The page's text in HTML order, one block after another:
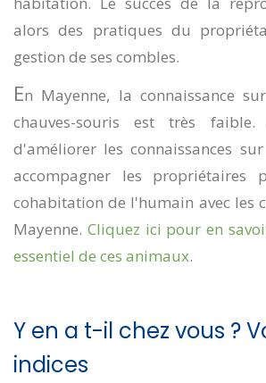
alors des pratiques du
gestion de ses combles.
En Mayenne, la connaissance
chauves-souris est très
d'améliorer les connaissances
accompagner les propriétaires
cohabitation de l'humain avec les
Mayenne. Cliquez ici pour en
essentiel de ces animaux.
Y en a t-il chez vous ?
indices